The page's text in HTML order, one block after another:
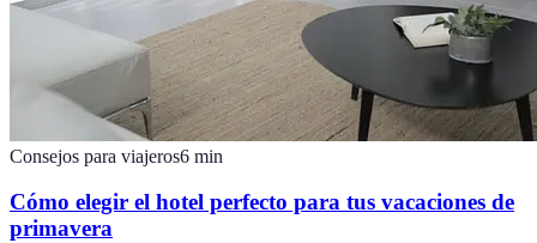
Consejos para viajeros6 min
Cómo elegir el hotel perfecto para tus vacaciones de
primavera